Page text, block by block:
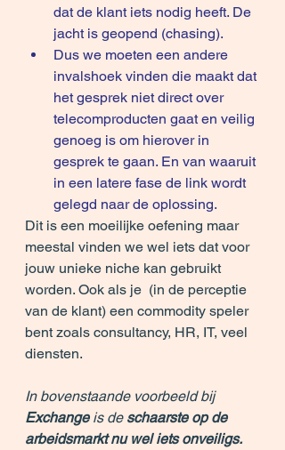
dat de klant iets nodig heeft. De
jacht is geopend (chasing).
Dus we moeten een andere
invalshoek vinden die maakt dat
het gesprek niet direct over
telecomproducten gaat en veilig
genoeg is om hierover in
gesprek te gaan. En van waaruit
in een latere fase de link wordt
gelegd naar de oplossing.
Dit is een moeilijke oefening maar
meestal vinden we wel iets dat voor
jouw unieke niche kan gebruikt
worden. Ook als je  (in de perceptie
van de klant) een commodity speler
bent zoals consultancy, HR, IT, veel
diensten.
In bovenstaande voorbeeld bij
Exchange is de schaarste op de
arbeidsmarkt nu wel iets onveiligs.